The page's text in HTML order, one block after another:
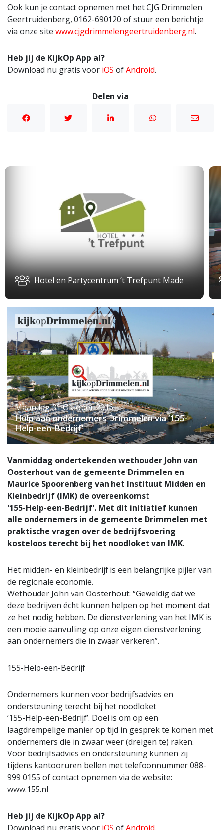
Ook kun je contact opnemen met het CJG Drimmelen
Geertruidenberg, 0162-690120 of stuur een berichtje
via onze site www.cjgdrimmelengeertruidenberg.nl.
Heb jij de KijkOp App al?
Download nu gratis voor iOS ofAndroid.
Delen via
Hotel en Partycentrum ’t Trefpunt Made
Maandag 31 Oktober 2016
Hulp aan ondernemers Drimmelen via ‘155-
Help-een-Bedrijf’
Vanmiddag ondertekenden wethouder John van
Oosterhout van de gemeente Drimmelen en
Maurice Spoorenberg van het Instituut Midden en
Kleinbedrijf (IMK) de overeenkomst
'155-Help-een-Bedrijf'. Met dit initiatief kunnen
alle ondernemers in de gemeente Drimmelen met
praktische vragen over de bedrijfsvoering
kosteloos terecht bij het noodloket van IMK.
Het midden- en kleinbedrijf is een belangrijke pijler van
de regionale economie.
Wethouder John van Oosterhout: “Geweldig dat we
deze bedrijven écht kunnen helpen op het moment dat
ze het nodig hebben. De dienstverlening van het IMK is
een mooie aanvulling op onze eigen dienstverlening
aan ondernemers die in zwaar verkeren”.
155-Help-een-Bedrijf
Ondernemers kunnen voor bedrijfsadvies en
ondersteuning terecht bij het noodloket
‘155-Help-een-Bedrijf’. Doel is om op een
laagdrempelige manier op tijd in gesprek te komen met
ondernemers die in zwaar weer (dreigen te) raken.
Voor bedrijfsadvies en ondersteuning kunnen zij
tijdens kantooruren bellen met telefoonnummer 088-
999 0155 of contact opnemen via de website:
www.155.nl
Heb jij de KijkOp App al?
Download nu gratis voor iOS ofAndroid.